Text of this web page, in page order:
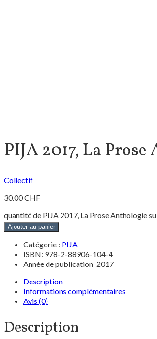
PIJA 2017, La
Collectif
30.00CHF
quantité de PIJA 2017, La Prose Anthologie
Ajouter au panier
Catégorie : PIJA
ISBN: 978-2-88906-104-4
Année de publication: 2017
Description
Informations complémentaires
Avis (0)
Description